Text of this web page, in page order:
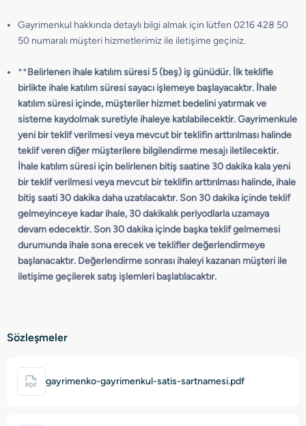
Gayrimenkul hakkında detaylı bilgi almak için lütfen 0216 428 50
50 numaralı müşteri hizmetlerimiz ile iletişime geçiniz.
**Belirlenen ihale katılım süresi 5 (beş) iş günüdür. İlk teklifle
birlikte ihale katılım süresi sayacı işlemeye başlayacaktır. İhale
katılım süresi içinde, müşteriler hizmet bedelini yatırmak ve
sisteme kaydolmak suretiyle ihaleye katılabilecektir. Gayrimenkule
yeni bir teklif verilmesi veya mevcut bir teklifin arttırılması halinde
teklif veren diğer müşterilere bilgilendirme mesajı iletilecektir.
İhale katılım süresi için belirlenen bitiş saatine 30 dakika kala yeni
bir teklif verilmesi veya mevcut bir teklifin arttırılması halinde, ihale
bitiş saati 30 dakika daha uzatılacaktır. Son 30 dakika içinde teklif
gelmeyinceye kadar ihale, 30 dakikalık periyodlarla uzamaya
devam edecektir. Son 30 dakika içinde başka teklif gelmemesi
durumunda ihale sona erecek ve teklifler değerlendirmeye
başlanacaktır. Değerlendirme sonrası ihaleyi kazanan müşteri ile
iletişime geçilerek satış işlemleri başlatılacaktır.
Sözleşmeler
gayrimenko-gayrimenkul-satis-sartnamesi.pdf